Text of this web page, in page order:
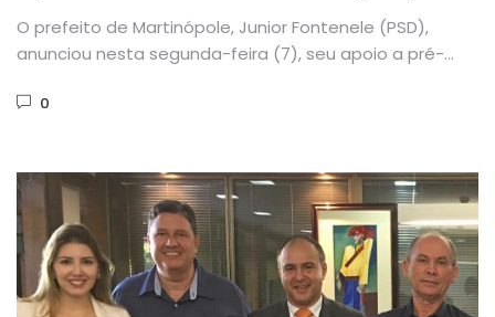
deputado estadual
O prefeito de Martinópole, Junior Fontenele (PSD),
anunciou nesta segunda-feira (7), seu apoio a pré-
0